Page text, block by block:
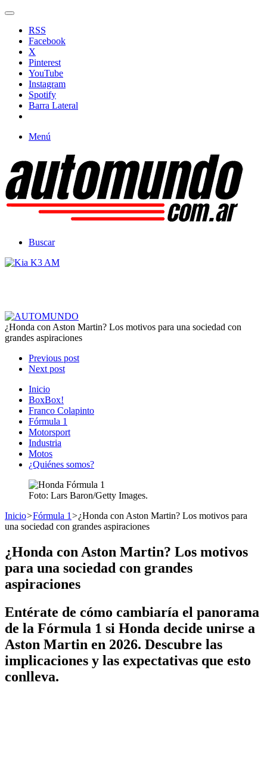
RSS
Facebook
X
Pinterest
YouTube
Instagram
Spotify
Barra Lateral
Menú
Buscar
¿Honda con Aston Martin? Los motivos para una sociedad con
grandes aspiraciones
Previous post
Next post
Inicio
BoxBox!
Franco Colapinto
Fórmula 1
Motorsport
Industria
Motos
¿Quiénes somos?
Foto: Lars Baron/Getty Images.
Inicio>Fórmula 1 >¿Honda con Aston Martin? Los motivos para
una sociedad con grandes aspiraciones
¿Honda con Aston Martin? Los motivos
para una sociedad con grandes
aspiraciones
Entérate de cómo cambiaría el panorama
de la Fórmula 1 si Honda decide unirse a
Aston Martin en 2026. Descubre las
implicaciones y las expectativas que esto
conlleva.